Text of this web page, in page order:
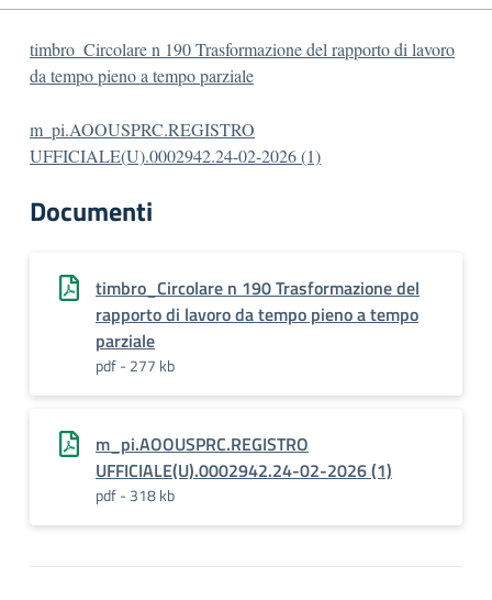
timbro_Circolare n 190 Trasformazione del rapporto di lavoro
da tempo pieno a tempo parziale
m_pi.AOOUSPRC.REGISTRO
UFFICIALE(U).0002942.24-02-2026 (1)
Documenti
timbro_Circolare n 190 Trasformazione del
rapporto di lavoro da tempo pieno a tempo
parziale
pdf - 277 kb
m_pi.AOOUSPRC.REGISTRO
UFFICIALE(U).0002942.24-02-2026 (1)
pdf - 318 kb